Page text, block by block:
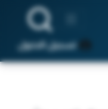
تسجيل الدخول